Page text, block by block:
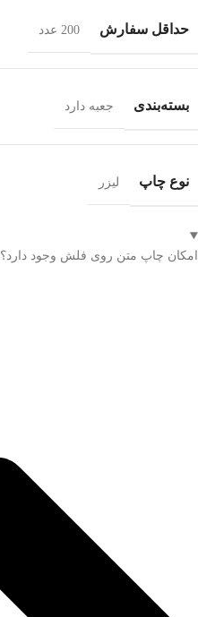
حداقل سفارش 200 عدد
بسته‌بندی جعبه دارد
نوع چاپ لیزر
امکان چاپ متن روی فلش وجود دارد؟